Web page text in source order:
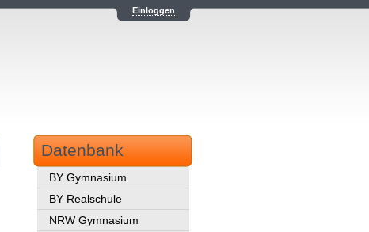
Einloggen
Datenbank
BY Gymnasium
BY Realschule
NRW Gymnasium